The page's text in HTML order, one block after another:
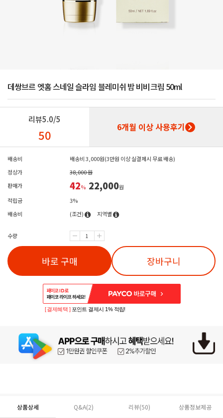
데쌍브르 엣홈 스네일 슬라임 블레미쉬 밤 비비크림 50ml
리뷰5.0/5
50 6개월 이상 사용후기
배송비
배송비 3,000원(3만원 이상 실결제시 무료 배송)
정상가
38,000 원
판매가
42% 22,000원
적립금
3%
배송비
(조건) 지역별
수량
바로 구매 장바구니
[ 결제혜택 ] 포인트 결제시 1% 적립!
상품상세 Q&A(2) 리뷰(50) 상품정보제공